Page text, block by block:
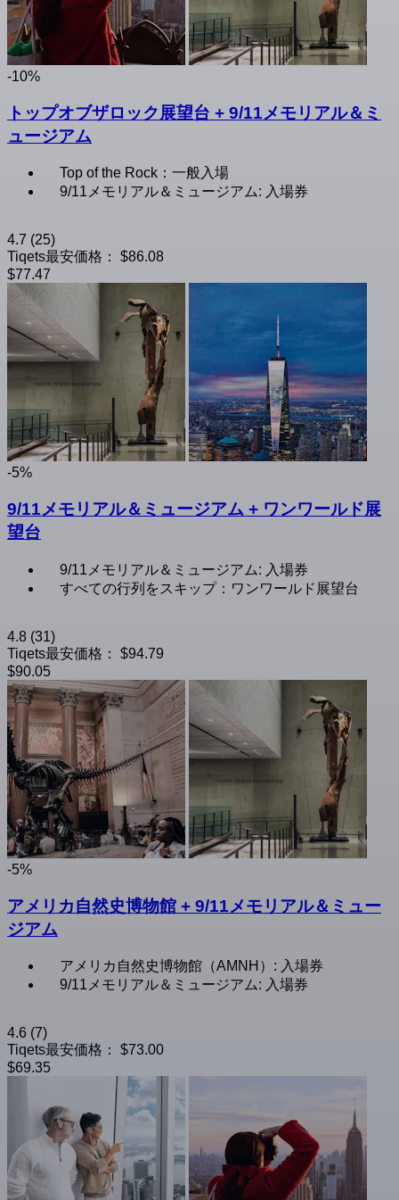
-10%
トップオブザロック展望台 + 9/11メモリアル＆ミ
ュージアム
Top of the Rock：一般入場
9/11メモリアル＆ミュージアム: 入場券
4.7 (25)
Tiqets最安価格：
$86.08
$77.47
-5%
9/11メモリアル＆ミュージアム + ワンワールド展
望台
9/11メモリアル＆ミュージアム: 入場券
すべての行列をスキップ：ワンワールド展望台
4.8 (31)
Tiqets最安価格：
$94.79
$90.05
-5%
アメリカ自然史博物館 + 9/11メモリアル＆ミュー
ジアム
アメリカ自然史博物館（AMNH）: 入場券
9/11メモリアル＆ミュージアム: 入場券
4.6 (7)
Tiqets最安価格：
$73.00
$69.35